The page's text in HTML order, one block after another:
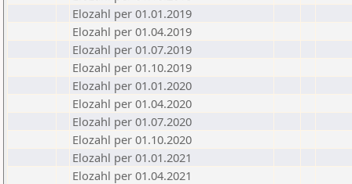
Elozahl per 01.01.2019
Elozahl per 01.04.2019
Elozahl per 01.07.2019
Elozahl per 01.10.2019
Elozahl per 01.01.2020
Elozahl per 01.04.2020
Elozahl per 01.07.2020
Elozahl per 01.10.2020
Elozahl per 01.01.2021
Elozahl per 01.04.2021